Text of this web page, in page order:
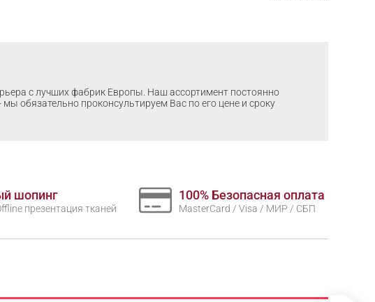
с лучших фабрик Европы. Наш ассортимент постоянно
обязательно проконсультируем Вас по его цене и сроку
шопинг
презентация тканей
100% Безопасная оплата
MasterCard / Visa / МИР / СБП